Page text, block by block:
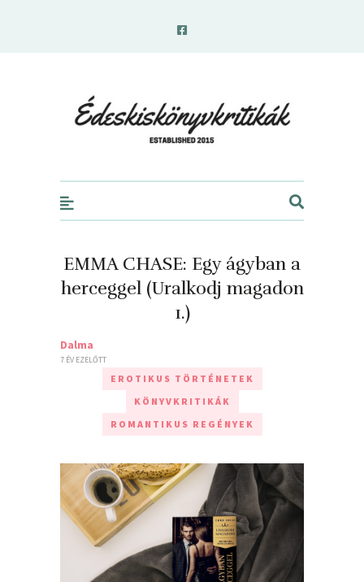
EMMA CHASE: Egy ​ágyban a
herceggel (Uralkodj magadon
1.)
Dalma
7 ÉV EZELŐTT
EROTIKUS TÖRTÉNETEK
KÖNYVKRITIKÁK
ROMANTIKUS REGÉNYEK